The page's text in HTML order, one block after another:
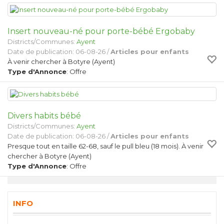
Insert nouveau-né pour porte-bébé Ergobaby
Districts/Communes: Ayent
Date de publication: 06-08-26 /Articles pour enfants
À venir chercher à Botyre (Ayent)
Type d'Annonce: Offre
Divers habits bébé
Districts/Communes: Ayent
Date de publication: 06-08-26 /Articles pour enfants
Presque tout en taille 62-68, sauf le pull bleu (18 mois). À venir
chercher à Botyre (Ayent)
Type d'Annonce: Offre
INFO